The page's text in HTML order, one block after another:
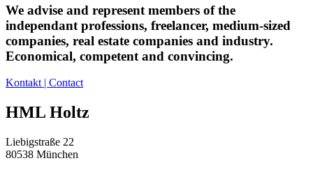
We advise and represent members of the
independant professions, freelancer, medium-sized
companies, real estate companies and industry.
Economical, competent and convincing.
Kontakt | Contact
HML Holtz
Liebigstraße 22
80538 München